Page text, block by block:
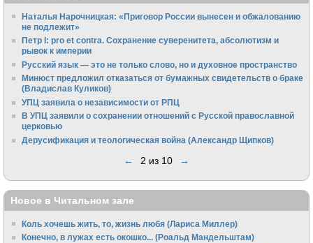
Наталья Нарочницкая: «Приговор России вынесен и обжалованию
не подлежит»
Петр I: pro et contra. Сохранение суверенитета, абсолютизм и
рывок к империи
Русский язык — это не только слово, но и духовное пространство
Минюст предложил отказаться от бумажных свидетельств о браке
(Владислав Куликов)
УПЦ заявила о независимости от РПЦ
В УПЦ заявили о сохранении отношений с Русской православной
церковью
Дерусификация и теологическая война (Александр Щипков)
← 2 из 10 →
Новое в Читальном зале
Коль хочешь жить, то, жизнь любя (Лариса Миллер)
Конечно, в лужах есть окошко... (Роальд Мандельштам)